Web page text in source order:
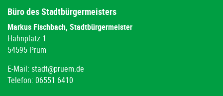
Büro des Stadtbürgermeisters
Markus Fischbach, Stadtbürgermeister
Hahnplatz 1
54595 Prüm
E-Mail: stadt@pruem.de
Telefon: 06551 6410